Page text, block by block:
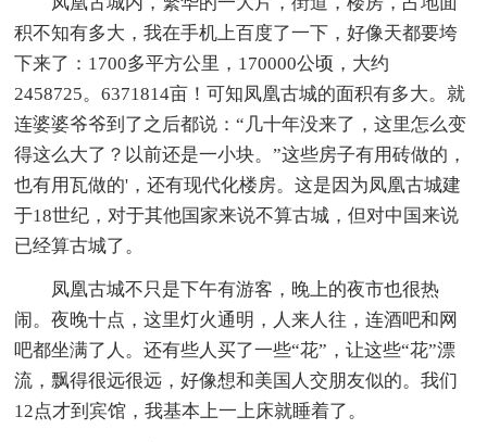
积不知有多大，我在手机上百度了一下，好像天都要垮
下来了：1700多平方公里，170000公顷，大约
2458725。6371814亩！可知凤凰古城的面积有多大。就
连婆婆爷爷到了之后都说：“几十年没来了，这里怎么变
得这么大了？以前还是一小块。”这些房子有用砖做的，
也有用瓦做的'，还有现代化楼房。这是因为凤凰古城建
于18世纪，对于其他国家来说不算古城，但对中国来说
已经算古城了。
凤凰古城不只是下午有游客，晚上的夜市也很热
闹。夜晚十点，这里灯火通明，人来人往，连酒吧和网
吧都坐满了人。还有些人买了一些“花”，让这些“花”漂
流，飘得很远很远，好像想和美国人交朋友似的。我们
12点才到宾馆，我基本上一上床就睡着了。